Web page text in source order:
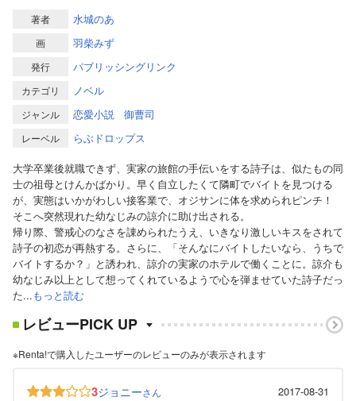
著者 水城のあ
画 羽柴みず
発行 パブリッシングリンク
カテゴリ ノベル
ジャンル 恋愛小説 御曹司
レーベル
らぶドロップス
大学卒業後就職できず、実家の旅館の手伝いをする詩子は、似たもの同
士の祖母とけんかばかり。早く自立したくて隣町でバイトを見つける
が、実態はいかがわしい接客業で、オジサンに体を求められピンチ！
そこへ突然現れた幼なじみの諒介に助け出される。
帰り際、警戒心のなさを諌められたうえ、いきなり激しいキスをされて
詩子の初恋が再熱する。さらに、「そんなにバイトしたいなら、うちで
バイトするか？」と誘われ、諒介の実家のホテルで働くことに。諒介も
幼なじみ以上として想ってくれているようで心を弾ませていた詩子だっ
た...もっと読む
レビューPICK UP
※Renta!で購入したユーザーのレビューのみが表示されます
3ジョニーさん
2017-08-31